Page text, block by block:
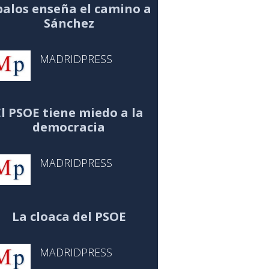
enseña el camino a
Sánchez
MADRIDPRESS
PSOE tiene miedo a la
democracia
MADRIDPRESS
La cloaca del PSOE
MADRIDPRESS